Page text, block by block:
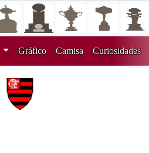
Gráfico Camisa Curiosidades